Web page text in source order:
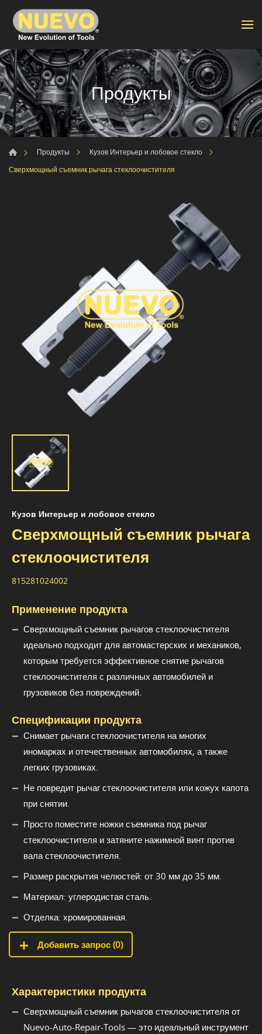
Продукты
Продукты
Кузов Интерьер и лобовое стекло
Сверхмощный съемник рычага стеклоочистителя
Кузов Интерьер и лобовое стекло
Сверхмощный съемник рычага
стеклоочистителя
815281024002
Применение продукта
Сверхмощный съемник рычагов стеклоочистителя
идеально подходит для автомастерских и механиков,
которым требуется эффективное снятие рычагов
стеклоочистителя с различных автомобилей и
грузовиков без повреждений.
Спецификации продукта
Снимает рычаги стеклоочистителя на многих
иномарках и отечественных автомобилях, а также
легких грузовиках.
Не повредит рычаг стеклоочистителя или кожух капота
при снятии.
Просто поместите ножки съемника под рычаг
стеклоочистителя и затяните нажимной винт против
вала стеклоочистителя.
Размер раскрытия челюстей: от 30 мм до 35 мм.
Материал: углеродистая сталь.
Отделка: хромированная.
Добавить запрос (0)
Характеристики продукта
Сверхмощный съемник рычагов стеклоочистителя от
Nuevo-Auto-Repair-Tools — это идеальный инструмент